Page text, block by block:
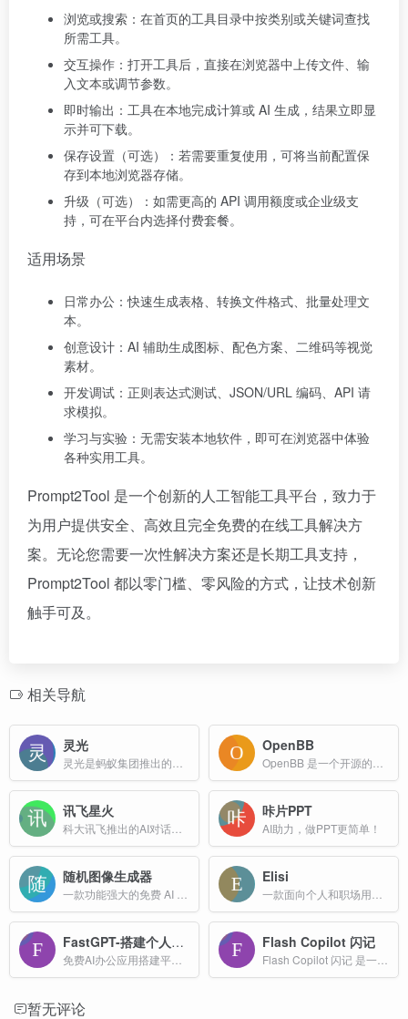
浏览或搜索：在首页的工具目录中按类别或关键词查找
所需工具。
交互操作：打开工具后，直接在浏览器中上传文件、输
入文本或调节参数。
即时输出：工具在本地完成计算或 AI 生成，结果立即显
示并可下载。
保存设置（可选）：若需要重复使用，可将当前配置保
存到本地浏览器存储。
升级（可选）‍：如需更高的 API 调用额度或企业级支
持，可在平台内选择付费套餐。
适用场景
日常办公：快速生成表格、转换文件格式、批量处理文
本。
创意设计：AI 辅助生成图标、配色方案、二维码等视觉
素材。
开发调试：正则表达式测试、JSON/URL 编码、API 请
求模拟。
学习与实验：无需安装本地软件，即可在浏览器中体验
各种实用工具。
Prompt2Tool 是一个创新的人工智能工具平台，致力于
为用户提供安全、高效且完全免费的在线工具解决方
案。无论您需要一次性解决方案还是长期工具支持，
Prompt2Tool 都以零门槛、零风险的方式，让技术创新
触手可及。
相关导航
灵光 OpenBB
讯飞星火 咔片PPT
AI助力，做PPT更简单！
随机图像生成器 Elisi
FastGPT-搭建个人AI应用平台 Flash Copilot 闪记
暂无评论